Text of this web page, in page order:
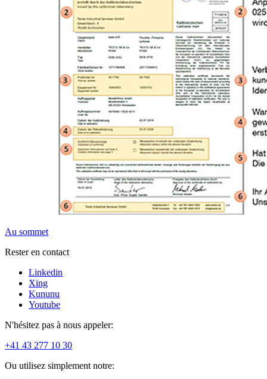
Au sommet
Rester en contact
Linkedin
Xing
Kununu
Youtube
N'hésitez pas à nous appeler:
+41 43 277 10 30
Ou utilisez simplement notre: